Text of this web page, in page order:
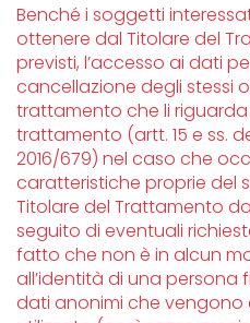
Benché i soggetti
ottenere dal Titolare del
previsti, l’accesso ai dati
cancellazione degli stessi
trattamento che li
trattamento (artt. 15 e ss.
2016/679) nel caso che
caratteristiche proprie del
Titolare del Trattamento
seguito di eventuali
fatto che non è in alcun
all’identità di una persona
dati anonimi che vengono